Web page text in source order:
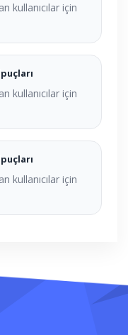
kullanıcılar için
kullanıcılar için
kullanıcılar için